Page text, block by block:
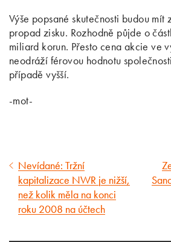
Výše popsané skutečnosti budou mít
propad zisku. Rozhodně půjde o
miliard korun. Přesto cena akcie ve
neodráží férovou hodnotu
případě vyšší.
-mot-
Předcházející
článek
Nevídané: Tržní
kapitalizace NWR je nižší,
než kolik měla na konci
roku 2008 na účtech